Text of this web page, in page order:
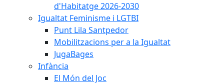
d'Habitatge 2026-2030
Igualtat Feminisme i LGTBI
Punt Lila Santpedor
Mobilitzacions per a la Igualtat
JugaBages
Infància
El Món del Joc